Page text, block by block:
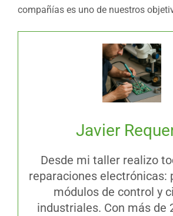
compañías es uno de nuestros
Javier
Desde mi taller realizo
reparaciones electrónicas:
módulos de control y
industriales. Con más de